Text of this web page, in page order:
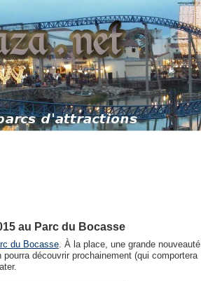
au Parc du Bocasse
du Bocasse. À la place, une grande nouveauté
découvrir prochainement (qui comportera